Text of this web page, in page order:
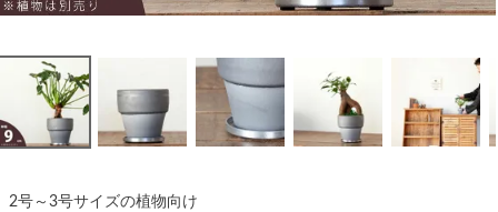
2号～3号サイズの植物向け